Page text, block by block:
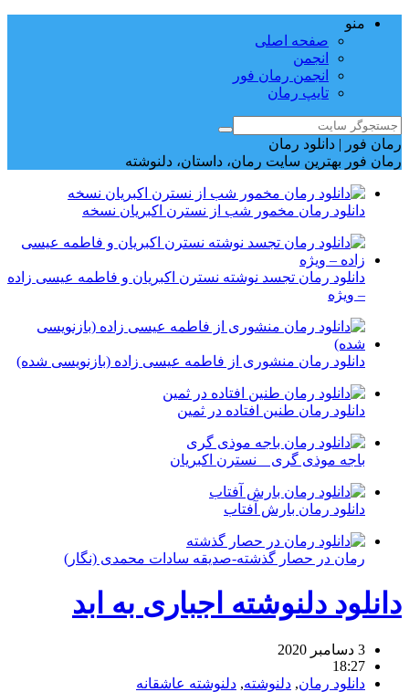
منو
صفحه اصلی
انجمن
انجمن رمان فور
تایپ رمان
رمان فور | دانلود رمان
رمان فور بهترین سایت رمان، داستان، دلنوشته
دانلود رمان مخمور شب از نسترن اکبریان نسخه
دانلود رمان تجسد نوشته نسترن اکبریان و فاطمه عیسی زاده
– ویژه
دانلود رمان منشوری از فاطمه عیسی زاده (بازنویسی شده)
دانلود رمان طنین افتاده در ثمین
باجه موذی گری _ نسترن اکبریان
دانلود رمان بارش آفتاب
رمان در حصار گذشته-صدیقه سادات محمدی (نگار)
دانلود دلنوشته اجباری به ابد
3 دسامبر 2020
18:27
دانلود رمان, دلنوشته, دلنوشته عاشقانه